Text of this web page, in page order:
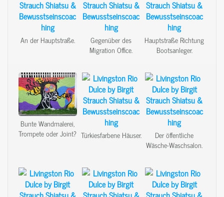
An der Hauptstraße.
Gegenüber des
Migration Office.
Hauptstraße Richtung
Bootsanleger.
Bunte Wandmalerei,
Trompete oder Joint? Türkiesfarbene Häuser.
Der öffentliche
Wäsche-Waschsalon.